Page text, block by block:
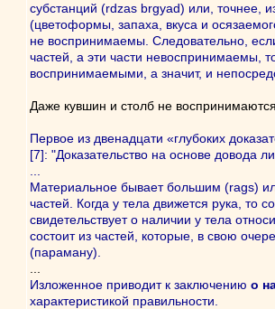
субстанций (rdzas brgyad) или, точнее,
(цветоформы, запаха, вкуса и
не воспринимаемы. Следовательно,
частей, а эти части невоспринимаемы,
воспринимаемыми, а значит, и
Даже кувшин и столб не
Первое из двенадцати «глубоких
[7]: "Доказательство на основе довода
Материальное бывает большим (rags)
частей. Когда у тела движется рука, то
свидетельствует о наличии у тела
состоит из частей, которые, в свою
(параману).
Изложенное приводит к заключению о
характеристикой правильности.